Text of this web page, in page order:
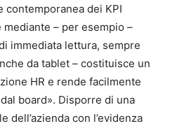
contemporanea dei KPI
– per esempio –
immediata lettura, sempre
da tablet – costituisce un
HR e rende facilmente
board». Disporre di una
dell’azienda con l’evidenza